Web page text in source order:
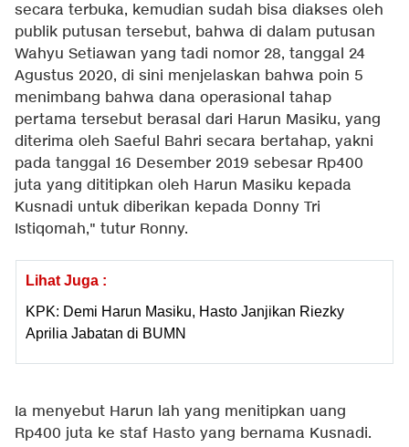
secara terbuka, kemudian sudah bisa diakses oleh
publik putusan tersebut, bahwa di dalam putusan
Wahyu Setiawan yang tadi nomor 28, tanggal 24
Agustus 2020, di sini menjelaskan bahwa poin 5
menimbang bahwa dana operasional tahap
pertama tersebut berasal dari Harun Masiku, yang
diterima oleh Saeful Bahri secara bertahap, yakni
pada tanggal 16 Desember 2019 sebesar Rp400
juta yang dititipkan oleh Harun Masiku kepada
Kusnadi untuk diberikan kepada Donny Tri
Istiqomah," tutur Ronny.
Lihat Juga :
KPK: Demi Harun Masiku, Hasto Janjikan Riezky
Aprilia Jabatan di BUMN
Ia menyebut Harun lah yang menitipkan uang
Rp400 juta ke staf Hasto yang bernama Kusnadi.